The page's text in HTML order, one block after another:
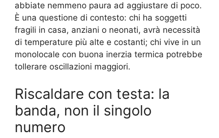
abbiate nemmeno paura ad aggiustare di poco.
È una questione di contesto: chi ha soggetti
fragili in casa, anziani o neonati, avrà necessità
di temperature più alte e costanti; chi vive in un
monolocale con buona inerzia termica potrebbe
tollerare oscillazioni maggiori.
Riscaldare con testa: la
banda, non il singolo
numero